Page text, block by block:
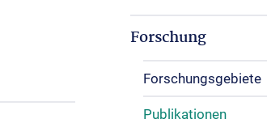
Forschung
Forschungsgebiete
Publikationen